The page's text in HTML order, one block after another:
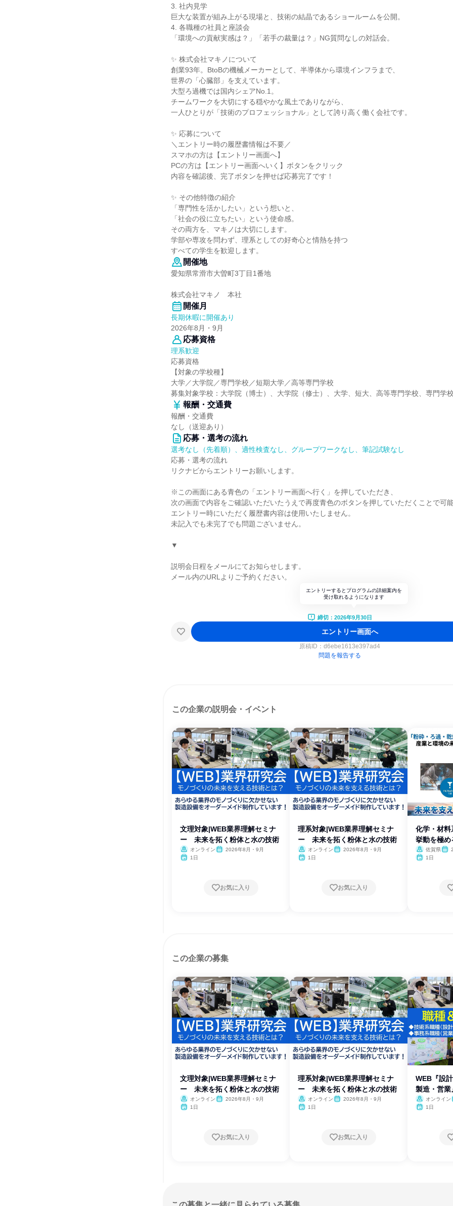
3. 社内見学
巨大な装置が組み上がる現場と、技術の結晶であるショールームを公開。
4. 各職種の社員と座談会
「環境への貢献実感は？」「若手の裁量は？」NG質問なしの対話会。
✨ 株式会社マキノについて
創業93年。BtoBの機械メーカーとして、半導体から環境インフラまで、
世界の「心臓部」を支えています。
大型ろ過機では国内シェアNo.1。
チームワークを大切にする穏やかな風土でありながら、
一人ひとりが「技術のプロフェッショナル」として誇り高く働く会社です。
✨ 応募について
＼エントリー時の履歴書情報は不要／
スマホの方は【エントリー画面へ】
PCの方は【エントリー画面へいく】ボタンをクリック
内容を確認後、完了ボタンを押せば応募完了です！
✨ その他特徴の紹介
「専門性を活かしたい」という想いと、
「社会の役に立ちたい」という使命感。
その両方を、マキノは大切にします。
学部や専攻を問わず、理系としての好奇心と情熱を持つ
すべての学生を歓迎します。
開催地
愛知県常滑市大曽町3丁目1番地
株式会社マキノ 本社
開催月
長期休暇に開催あり
2026年8月・9月
応募資格
理系歓迎
応募資格
【対象の学校種】
大学／大学院／専門学校／短期大学／高等専門学校
募集対象学校：大学院（博士）、大学院（修士）、大学、短大、高等専門学校、専門学校
報酬・交通費
報酬・交通費
なし（送迎あり）
応募・選考の流れ
選考なし（先着順）、適性検査なし、グループワークなし、筆記試験なし
応募・選考の流れ
リクナビからエントリーお願いします。
※この画面にある青色の「エントリー画面へ行く」を押していただき、
次の画面で内容をご確認いただいたうえで再度青色のボタンを押していただくことで可能
エントリー時にいただく履歴書内容は使用いたしません。
未記入でも未完了でも問題ございません。
▼
説明会日程をメールにてお知らせします。
メール内のURLよりご予約ください。
エントリーするとプログラムの詳細案内を
受け取れるようになります
締切：2026年9月30日
エントリー画面へ
原稿ID： d6ebe1613e397ad4
問題を報告する
この企業の説明会・イベント
文理対象|WEB業界理解セミナ
ー 未来を拓く粉体と水の技術
オンライン
2026年8月・9月
1日
お気に入り
理系対象|WEB業界理解セミナ
ー 未来を拓く粉体と水の技術
オンライン
2026年8月・9月
1日
お気に入り
化学・材料
挙動を極め
佐賀県
1日
この企業の募集
文理対象|WEB業界理解セミナ
ー 未来を拓く粉体と水の技術
オンライン
2026年8月・9月
1日
お気に入り
理系対象|WEB業界理解セミナ
ー 未来を拓く粉体と水の技術
オンライン
2026年8月・9月
1日
お気に入り
WEB『設
製造・営
オンライン
1日